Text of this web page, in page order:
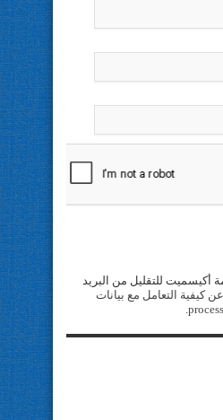
أكيسميت للتقليل من البريد
كيفية التعامل مع بيانات
.